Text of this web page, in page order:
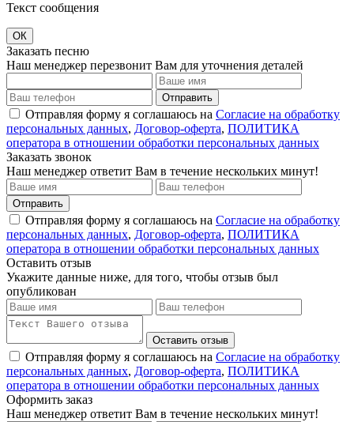
Текст сообщения
ОК
Заказать песню
Наш менеджер перезвонит Вам для уточнения деталей
Отправить
Отправляя форму я соглашаюсь на Согласие на обработку
персональных данных, Договор-оферта, ПОЛИТИКА
оператора в отношении обработки персональных данных
Заказать звонок
Наш менеджер ответит Вам в течение нескольких минут!
Отправить
Отправляя форму я соглашаюсь на Согласие на обработку
персональных данных, Договор-оферта, ПОЛИТИКА
оператора в отношении обработки персональных данных
Оставить отзыв
Укажите данные ниже, для того, чтобы отзыв был
опубликован
Оставить отзыв
Отправляя форму я соглашаюсь на Согласие на обработку
персональных данных, Договор-оферта, ПОЛИТИКА
оператора в отношении обработки персональных данных
Оформить заказ
Наш менеджер ответит Вам в течение нескольких минут!